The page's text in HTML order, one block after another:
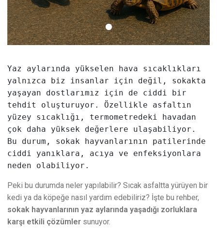
1
Yaz aylarında yükselen hava sıcaklıkları
yalnızca biz insanlar için değil, sokakta
yaşayan dostlarımız için de ciddi bir
tehdit oluşturuyor. Özellikle asfaltın
yüzey sıcaklığı, termometredeki havadan
çok daha yüksek değerlere ulaşabiliyor.
Bu durum, sokak hayvanlarının patilerinde
ciddi yanıklara, acıya ve enfeksiyonlara
neden olabiliyor.
Peki bu durumda neler yapılabilir? Sıcak asfaltta yürüyen bir
kedi ya da köpeğe nasıl yardım edebiliriz? İşte bu rehber,
sokak hayvanlarının yaz aylarında yaşadığı zorluklara
karşı etkili çözümler sunuyor.